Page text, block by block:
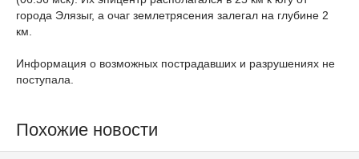
города Элязыг, а очаг землетрясения залегал на глубине 2
км.
Информация о возможных пострадавших и разрушениях не
поступала.
Похожие новости